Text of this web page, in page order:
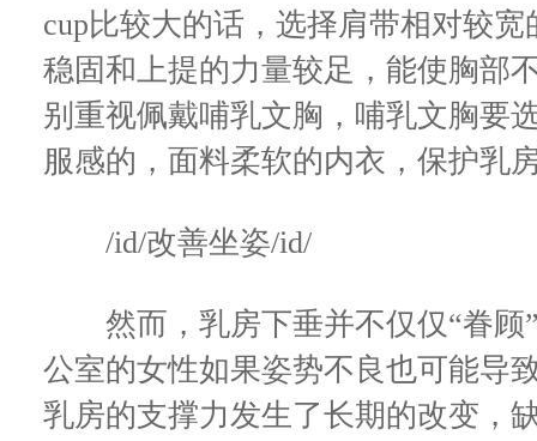
cup比较大的话，选择肩带相对较
稳固和上提的力量较足，能使胸部
别重视佩戴哺乳文胸，哺乳文胸要
服感的，面料柔软的内衣，保护乳
/id/改善坐姿/id/
然而，乳房下垂并不仅仅“眷顾”
公室的女性如果姿势不良也可能导
乳房的支撑力发生了长期的改变，